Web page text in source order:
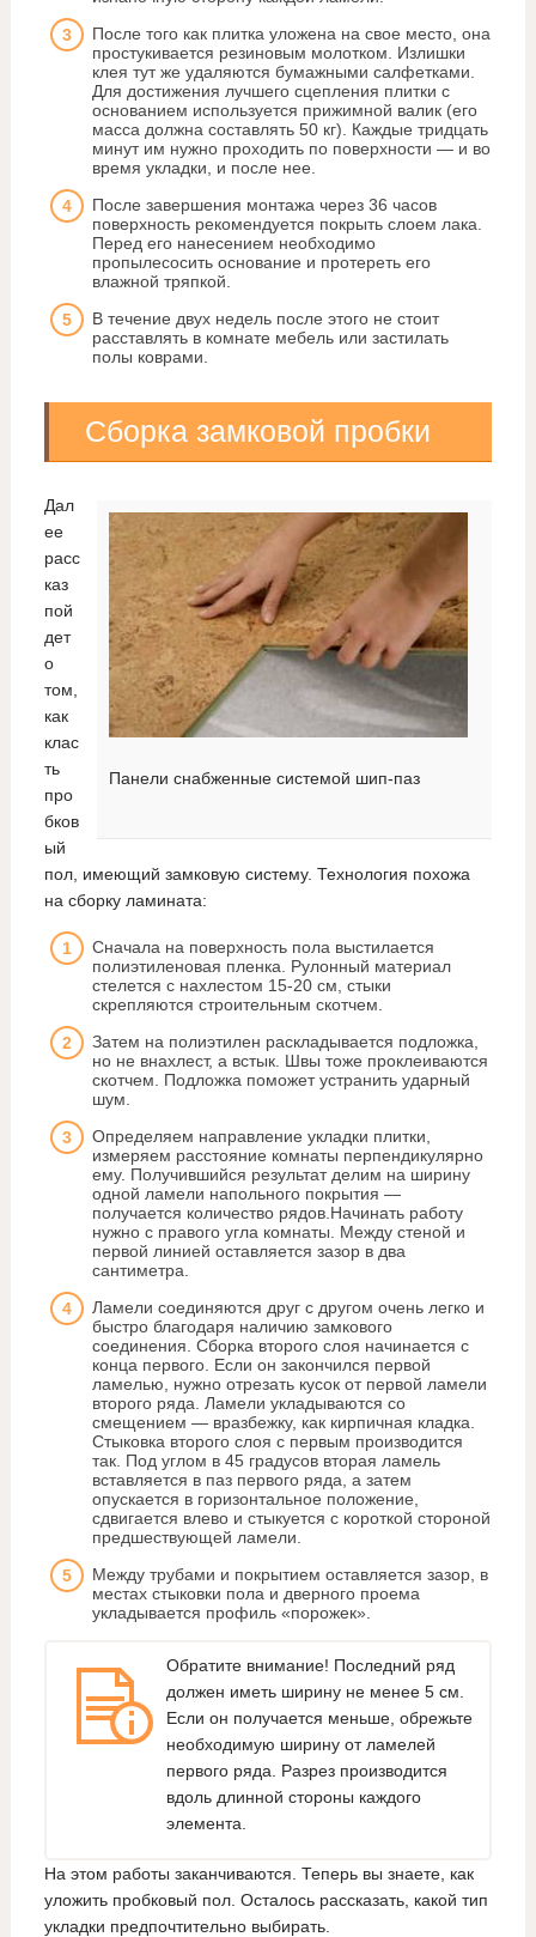
После того как плитка уложена на свое место, она
простукивается резиновым молотком. Излишки
клея тут же удаляются бумажными салфетками.
Для достижения лучшего сцепления плитки с
основанием используется прижимной валик (его
масса должна составлять 50 кг). Каждые тридцать
минут им нужно проходить по поверхности — и во
время укладки, и после нее.
После завершения монтажа через 36 часов
поверхность рекомендуется покрыть слоем лака.
Перед его нанесением необходимо
пропылесосить основание и протереть его
влажной тряпкой.
В течение двух недель после этого не стоит
расставлять в комнате мебель или застилать
полы коврами.
Сборка замковой пробки
Панели снабженные системой шип-паз
Дал
ее
расс
каз
пой
дет
о
том,
как
клас
ть
про
бков
ый
пол, имеющий замковую систему. Технология похожа
на сборку ламината:
Сначала на поверхность пола выстилается
полиэтиленовая пленка. Рулонный материал
стелется с нахлестом 15-20 см, стыки
скрепляются строительным скотчем.
Затем на полиэтилен раскладывается подложка,
но не внахлест, а встык. Швы тоже проклеиваются
скотчем. Подложка поможет устранить ударный
шум.
Определяем направление укладки плитки,
измеряем расстояние комнаты перпендикулярно
ему. Получившийся результат делим на ширину
одной ламели напольного покрытия —
получается количество рядов.Начинать работу
нужно с правого угла комнаты. Между стеной и
первой линией оставляется зазор в два
сантиметра.
Ламели соединяются друг с другом очень легко и
быстро благодаря наличию замкового
соединения. Сборка второго слоя начинается с
конца первого. Если он закончился первой
ламелью, нужно отрезать кусок от первой ламели
второго ряда. Ламели укладываются со
смещением — вразбежку, как кирпичная кладка.
Стыковка второго слоя с первым производится
так. Под углом в 45 градусов вторая ламель
вставляется в паз первого ряда, а затем
опускается в горизонтальное положение,
сдвигается влево и стыкуется с короткой стороной
предшествующей ламели.
Между трубами и покрытием оставляется зазор, в
местах стыковки пола и дверного проема
укладывается профиль «порожек».
Обратите внимание! Последний ряд
должен иметь ширину не менее 5 см.
Если он получается меньше, обрежьте
необходимую ширину от ламелей
первого ряда. Разрез производится
вдоль длинной стороны каждого
элемента.
На этом работы заканчиваются. Теперь вы знаете, как
уложить пробковый пол. Осталось рассказать, какой тип
укладки предпочтительно выбирать.